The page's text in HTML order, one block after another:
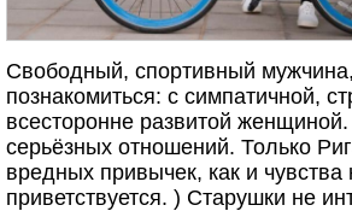
Свободный, спортивный
познакомиться: с симпатичной,
всесторонне развитой
серьёзных отношений. Только
вредных привычек, как и
приветствуется. ) Старушки не